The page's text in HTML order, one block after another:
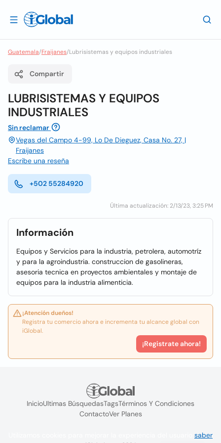
Guatemala/Fraijanes/Lubrisistemas y equipos industriales
Compartir
LUBRISISTEMAS Y EQUIPOS
INDUSTRIALES
Sin reclamar
Vegas del Campo 4-99, Lo De Dieguez, Casa No. 27, |
Fraijanes
Escribe una reseña
+502 55284920
Última actualización: 2/13/23, 3:25 PM
Información
Equipos y Servicios para la industria, petrolera, automotríz
y para la agroindustria. construccion de gasolineras,
asesoria tecnica en proyectos ambientales y montaje de
equipos para la industria alimenticia.
¡Atención dueños!
Registra tu comercio ahora e incrementa tu alcance global con
iGlobal.
¡Registrate ahora!
InicioUltimas BúsquedasTagsTérminos Y Condiciones
ContactoVer Planes
saber